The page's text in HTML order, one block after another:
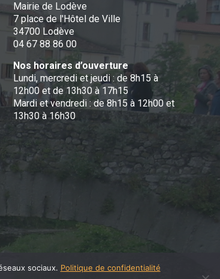
Mairie de Lodève
7 place de l'Hôtel de Ville
34700 Lodève
04 67 88 86 00
Nos horaires d’ouverture
Lundi, mercredi et jeudi : de 8h15 à
12h00 et de 13h30 à 17h15
Mardi et vendredi : de 8h15 à 12h00 et
13h30 à 16h30
sociaux. Politique de confidentialité